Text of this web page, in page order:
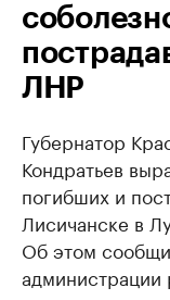
ЛНР
Губернатор
Кондратьев
погибших и
Лисичанске в
Об этом
администрации